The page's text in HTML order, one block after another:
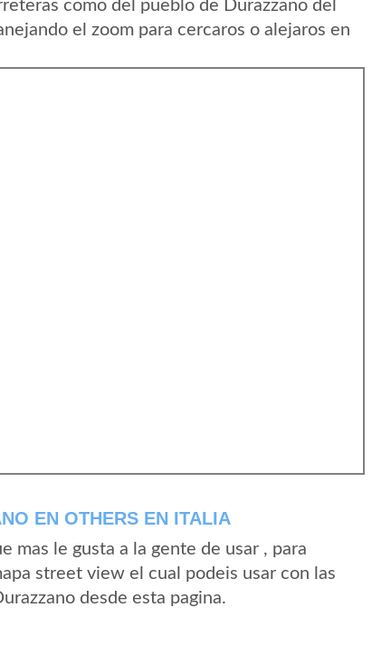
como del pueblo de Durazzano del
el zoom para cercaros o alejaros en
EN OTHERS EN ITALIA
mas le gusta a la gente de usar , para
street view el cual podeis usar con las
desde esta pagina.